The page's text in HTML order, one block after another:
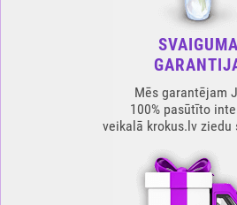
SVAIGUMA
Mēs garantējam
100% pasūtīto
veikalā krokus.lv ziedu